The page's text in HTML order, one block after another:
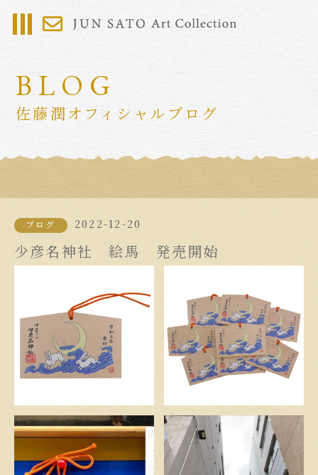
BLOG
佐藤潤オフィシャルブログ
ブログ 2022-12-20
少彦名神社 絵馬 発売開始